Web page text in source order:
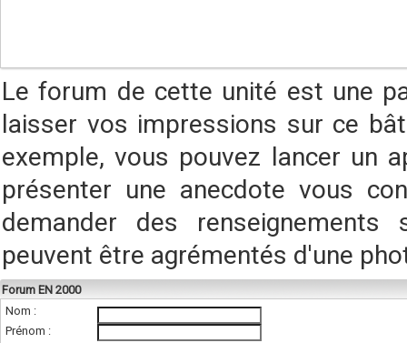
Le forum de cette unité est une
laisser vos impressions sur ce
exemple, vous pouvez lancer un
présenter une anecdote vous
demander des
peuvent être agrémentés d'une
Forum EN 2000
Nom :
Prénom :